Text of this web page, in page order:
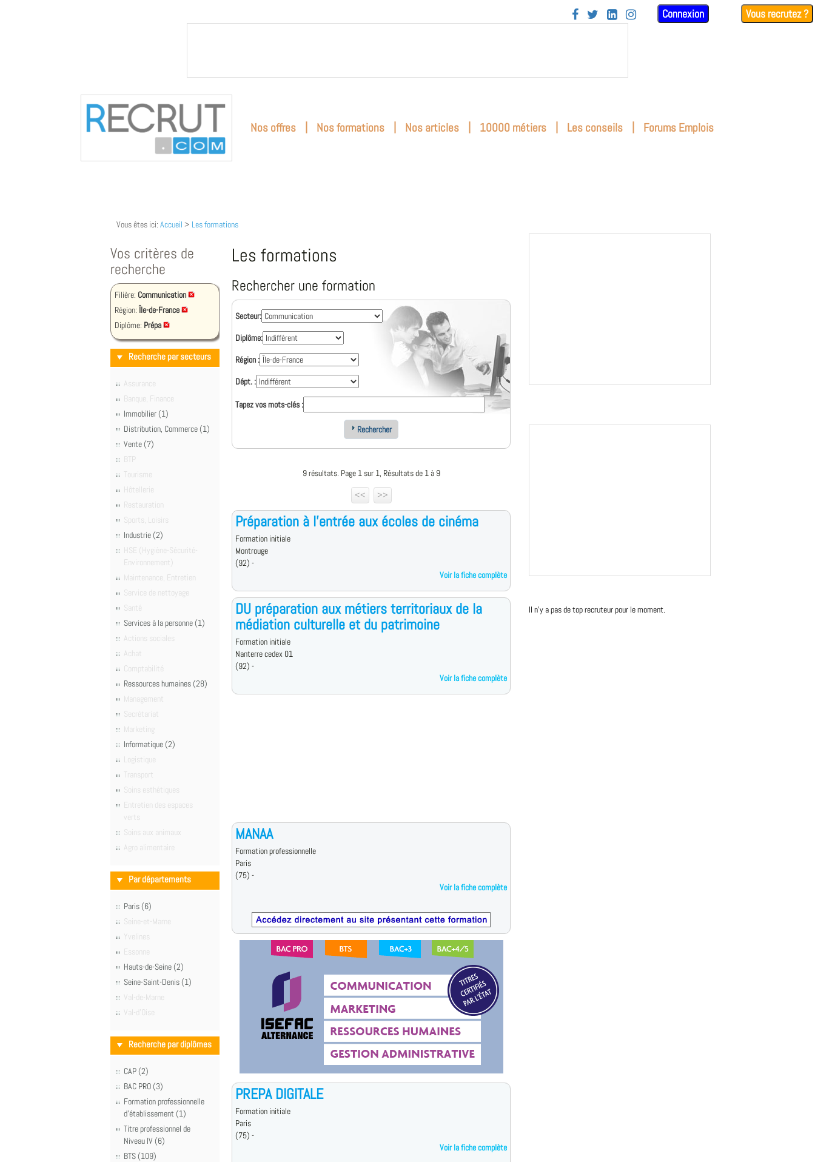
    Connexion Vous recrutez ?
Nos offres | Nos formations | Nos articles | 10000 métiers | Les conseils | Forums Emplois
Vous êtes ici: Accueil > Les formations
Vos critères de
recherche
Filière: Communication
Région:Île-de-France
Diplôme: Prépa
Recherche par secteurs
Assurance
Banque, Finance
Immobilier (1)
Distribution, Commerce (1)
Vente (7)
BTP
Tourisme
Hôtellerie
Restauration
Sports, Loisirs
Industrie (2)
HSE (Hygiène-Sécurité-
Environnement)
Maintenance, Entretien
Service de nettoyage
Santé
Services à la personne (1)
Actions sociales
Achat
Comptabilité
Ressources humaines (28)
Management
Secrétariat
Marketing
Informatique (2)
Logistique
Transport
Soins esthétiques
Entretien des espaces
verts
Soins aux animaux
Agro alimentaire
Par départements
Paris (6)
Seine-et-Marne
Yvelines
Essonne
Hauts-de-Seine (2)
Seine-Saint-Denis (1)
Val-de-Marne
Val-d'Oise
Recherche par diplômes
CAP (2)
BAC PRO (3)
Formation professionnelle
d'établissement (1)
Titre professionnel de
Niveau IV (6)
BTS (109)
Les formations
Rechercher une formation
Secteur:
Diplôme:
Région :
Dépt. :
Tapez vos mots-clés :
Rechercher
9 résultats. Page 1 sur 1, Résultats de 1 à 9
<<
>>
Préparation à l'entrée aux écoles de cinéma
Formation initiale
Montrouge
(92) -
Voir la fiche complète
DU préparation aux métiers territoriaux de la
médiation culturelle et du patrimoine
Formation initiale
Nanterre cedex 01
(92) -
Voir la fiche complète
MANAA
Formation professionnelle
Paris
(75) -
Voir la fiche complète
PREPA DIGITALE
Formation initiale
Paris
(75) -
Voir la fiche complète
Il n'y a pas de top recruteur pour le moment.